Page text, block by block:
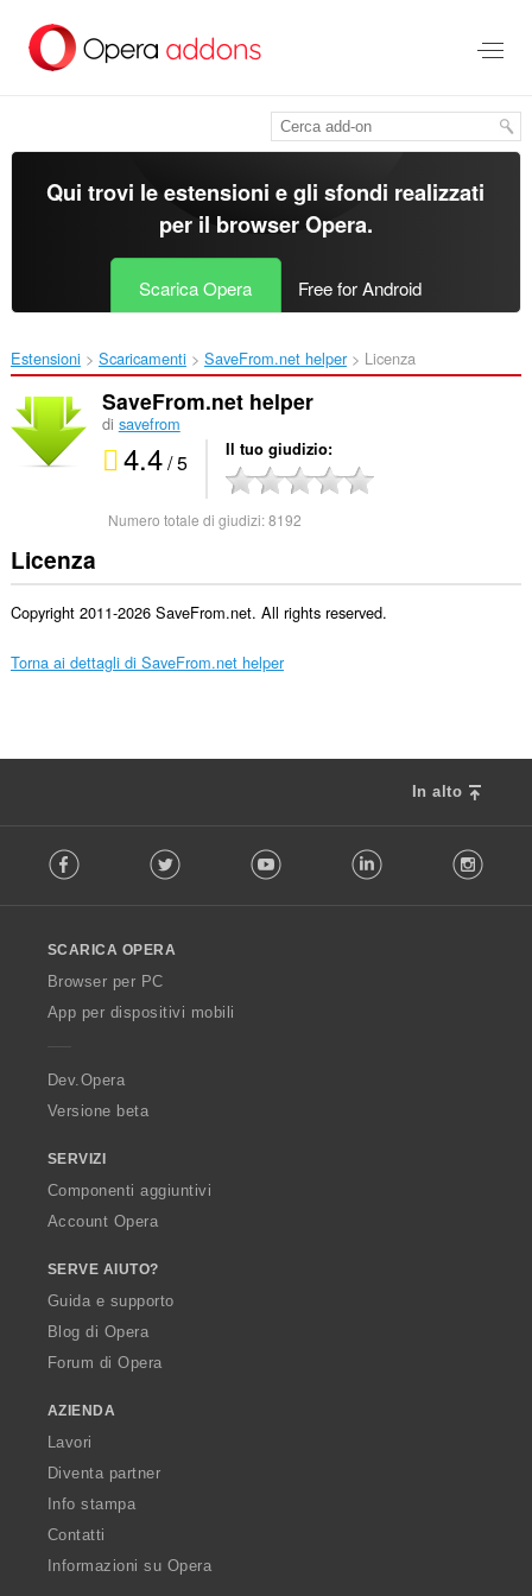
contenuto
Qui trovi le estensioni e gli sfondi realizzati
per il browser Opera.
Scarica Opera Free for Android
Estensioni Scaricamenti SaveFrom.net helper‎ Licenza
SaveFrom.net helper
di savefrom
4.4/ 5 Il tuo giudizio
Numero totale di giudizi:8192
Licenza
Copyright 2011-2026 SaveFrom.net. All rights reserved.
Torna ai dettagli di SaveFrom.net helper
In alto
o
w
O
p
a
Facebook Twitter Youtube LinkedIn
SCARICA OPERA
Browser per PC
App per dispositivi mobili
Dev.Opera
Versione beta
SERVIZI
Componenti aggiuntivi
Account Opera
SERVE AIUTO?
Guida e supporto
Blog di Opera
Forum di Opera
AZIENDA
Lavori
Diventa partner
Info stampa
Contatti
Informazioni su Opera